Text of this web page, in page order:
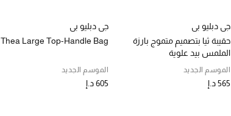
جي دبليو بي
حقيبة ثيا بتصميم متموج بارزة
الملمس بيد علوية
الموسم الجديد
565 د.إ
جي دبليو بي
Thea Large Top-Handle Bag
الموسم الجديد
605 د.إ